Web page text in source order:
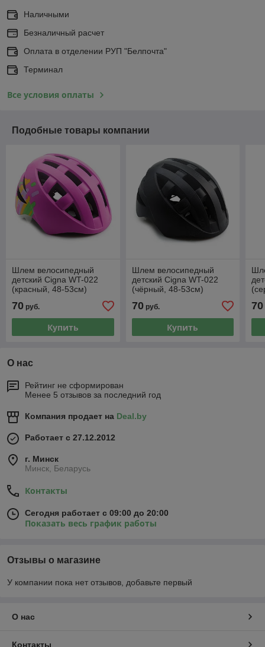
Наличными
Безналичный расчет
Оплата в отделении РУП "Белпочта"
Терминал
Все условия оплаты
Подобные товары компании
Шлем велосипедный
детский Cigna WT-022
(красный, 48-53см)
70 руб.
Купить
Шлем велосипедный
детский Cigna WT-022
(чёрный, 48-53см)
70руб.
Купить
70
О нас
Рейтинг не сформирован
Менее 5 отзывов за последний год
Компания продает на Deal.by
Работает с 27.12.2012
г. Минск
Минск, Беларусь
Контакты
Сегодня работает с 09:00 до 20:00
Показать весь график работы
Отзывы о магазине
У компании пока нет отзывов, добавьте первый
О нас
Контакты